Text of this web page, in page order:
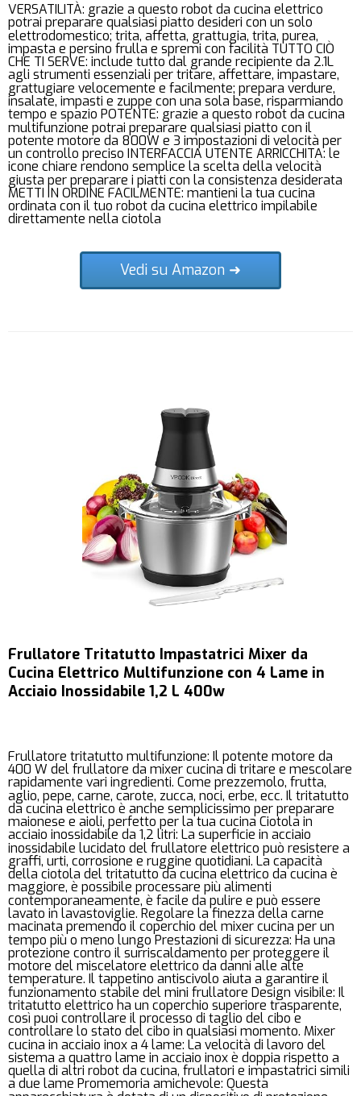
VERSATILITÀ: grazie a questo robot da cucina elettrico
potrai preparare qualsiasi piatto desideri con un solo
elettrodomestico; trita, affetta, grattugia, trita, purea,
impasta e persino frulla e spremi con facilità TUTTO CIÒ
CHE TI SERVE: include tutto dal grande recipiente da 2.1L
agli strumenti essenziali per tritare, affettare, impastare,
grattugiare velocemente e facilmente; prepara verdure,
insalate, impasti e zuppe con una sola base, risparmiando
tempo e spazio POTENTE: grazie a questo robot da cucina
multifunzione potrai preparare qualsiasi piatto con il
potente motore da 800W e 3 impostazioni di velocità per
un controllo preciso INTERFACCIA UTENTE ARRICCHITA: le
icone chiare rendono semplice la scelta della velocità
giusta per preparare i piatti con la consistenza desiderata
METTI IN ORDINE FACILMENTE: mantieni la tua cucina
ordinata con il tuo robot da cucina elettrico impilabile
direttamente nella ciotola
Vedi su Amazon ➜
Frullatore Tritatutto Impastatrici Mixer da
Cucina Elettrico Multifunzione con 4 Lame in
Acciaio Inossidabile 1,2 L 400w
Frullatore tritatutto multifunzione: Il potente motore da
400 W del frullatore da mixer cucina di tritare e mescolare
rapidamente vari ingredienti. Come prezzemolo, frutta,
aglio, pepe, carne, carote, zucca, noci, erbe, ecc. Il tritatutto
da cucina elettrico è anche semplicissimo per preparare
maionese e aioli, perfetto per la tua cucina Ciotola in
acciaio inossidabile da 1,2 litri: La superficie in acciaio
inossidabile lucidato del frullatore elettrico può resistere a
graffi, urti, corrosione e ruggine quotidiani. La capacità
della ciotola del tritatutto da cucina elettrico da cucina è
maggiore, è possibile processare più alimenti
contemporaneamente, è facile da pulire e può essere
lavato in lavastoviglie. Regolare la finezza della carne
macinata premendo il coperchio del mixer cucina per un
tempo più o meno lungo Prestazioni di sicurezza: Ha una
protezione contro il surriscaldamento per proteggere il
motore del miscelatore elettrico da danni alle alte
temperature. Il tappetino antiscivolo aiuta a garantire il
funzionamento stabile del mini frullatore Design visibile: Il
tritatutto elettrico ha un coperchio superiore trasparente,
così puoi controllare il processo di taglio del cibo e
controllare lo stato del cibo in qualsiasi momento. Mixer
cucina in acciaio inox a 4 lame: La velocità di lavoro del
sistema a quattro lame in acciaio inox è doppia rispetto a
quella di altri robot da cucina, frullatori e impastatrici simili
a due lame Promemoria amichevole: Questa